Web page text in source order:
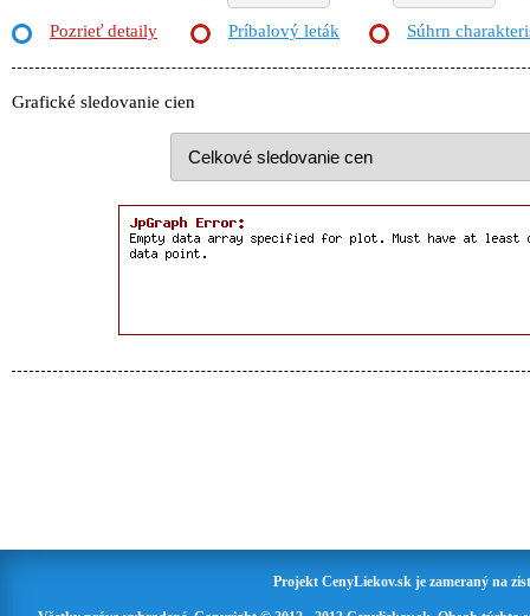
Pozrieť detaily Príbalový leták Súhrn
Grafické sledovanie cien
Projekt CenyLiekov.sk je zameraný na